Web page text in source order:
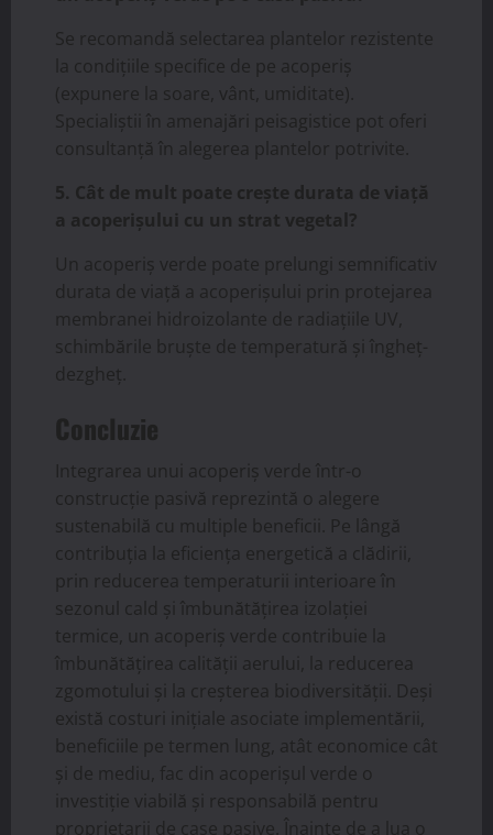
Se recomandă selectarea plantelor rezistente
la condițiile specifice de pe acoperiș
(expunere la soare, vânt, umiditate).
Specialiștii în amenajări peisagistice pot oferi
consultanță în alegerea plantelor potrivite.
5. Cât de mult poate crește durata de viață
a acoperișului cu un strat vegetal?
Un acoperiș verde poate prelungi semnificativ
durata de viață a acoperișului prin protejarea
membranei hidroizolante de radiațiile UV,
schimbările bruște de temperatură și îngheț-
dezgheț.
Concluzie
Integrarea unui acoperiș verde într-o
construcție pasivă reprezintă o alegere
sustenabilă cu multiple beneficii. Pe lângă
contribuția la eficiența energetică a clădirii,
prin reducerea temperaturii interioare în
sezonul cald și îmbunătățirea izolației
termice, un acoperiș verde contribuie la
îmbunătățirea calității aerului, la reducerea
zgomotului și la creşterea biodiversităţii. Deși
există costuri inițiale asociate implementării,
beneficiile pe termen lung, atât economice cât
și de mediu, fac din acoperișul verde o
investiție viabilă și responsabilă pentru
proprietarii de case pasive. Înainte de a lua o